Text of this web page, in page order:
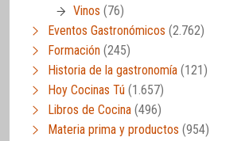
Vinos (76)
Eventos Gastronómicos (2.762)
Formación (245)
Historia de la gastronomía (121)
Hoy Cocinas Tú (1.657)
Libros de Cocina (496)
Materia prima y productos (954)